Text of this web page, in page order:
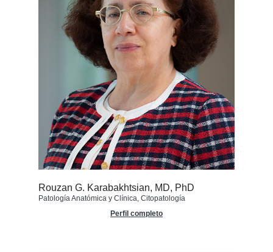
Rouzan G. Karabakhtsian, MD, PhD
Patología Anatómica y Clínica, Citopatología
Perfil completo